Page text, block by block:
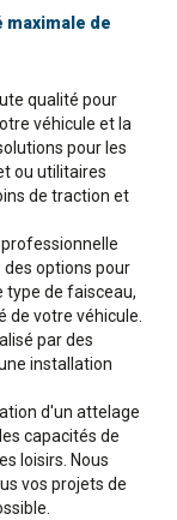
maximale de
qualité pour
véhicule et la
pour les
ou utilitaires
de traction et
options pour
type de faisceau,
de votre véhicule.
par des
installation
d'un attelage
capacités de
loisirs. Nous
vos projets de